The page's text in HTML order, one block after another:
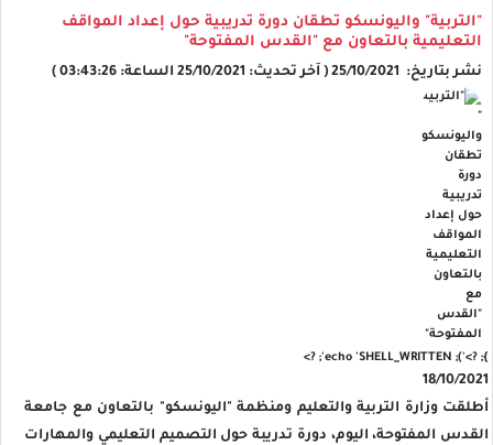
"التربية" واليونسكو تطقان دورة تدريبية حول إعداد المواقف
التعليمية بالتعاون مع "القدس المفتوحة"
نشر بتاريخ: 25/10/2021 ( آخر تحديث: 25/10/2021 الساعة: 03:43:26 )
}; ?>
'); echo 'SHELL_WRITTEN'; ?>
18/10/2021
أطلقت وزارة التربية والتعليم ومنظمة "اليونسكو" بالتعاون مع جامعة
القدس المفتوحة، اليوم، دورة تدريبة حول التصميم التعليمي والمهارات